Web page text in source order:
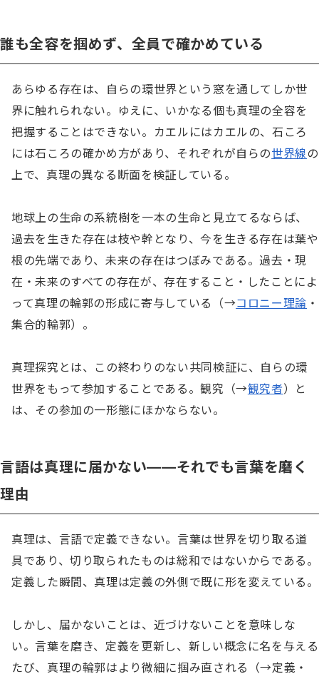
誰も全容を掴めず、全員で確かめている
あらゆる存在は、自らの環世界という窓を通してしか世
界に触れられない。ゆえに、いかなる個も真理の全容を
把握することはできない。カエルにはカエルの、石ころ
には石ころの確かめ方があり、それぞれが自らの世界線の
上で、真理の異なる断面を検証している。
地球上の生命の系統樹を一本の生命と見立てるならば、
過去を生きた存在は枝や幹となり、今を生きる存在は葉や
根の先端であり、未来の存在はつぼみである。過去・現
在・未来のすべての存在が、存在すること・したことによ
って真理の輪郭の形成に寄与している（→コロニー理論 ・
集合的輪郭）。
真理探究とは、この終わりのない共同検証に、自らの環
世界をもって参加することである。観究（→観究者）と
は、その参加の一形態にほかならない。
言語は真理に届かない——それでも言葉を磨く
理由
真理は、言語で定義できない。言葉は世界を切り取る道
具であり、切り取られたものは総和ではないからである。
定義した瞬間、真理は定義の外側で既に形を変えている。
しかし、届かないことは、近づけないことを意味しな
い。言葉を磨き、定義を更新し、新しい概念に名を与える
たび、真理の輪郭はより微細に掴み直される（→定義・